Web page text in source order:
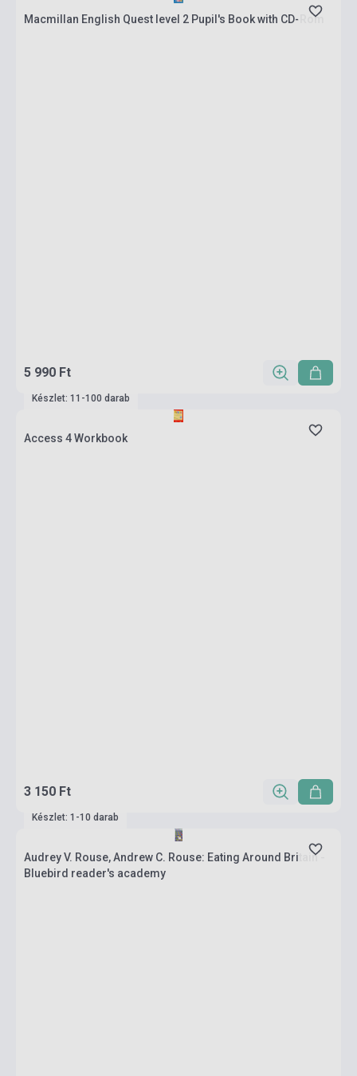
Macmillan English Quest level 2 Pupil's Book with CD-Rom
5 990 Ft
Készlet: 11-100 darab
Access 4 Workbook
3 150 Ft
Készlet: 1-10 darab
Audrey V. Rouse, Andrew C. Rouse: Eating Around Britain -
Bluebird reader's academy